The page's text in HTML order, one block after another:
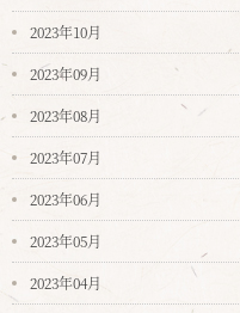
2023年10月
2023年09月
2023年08月
2023年07月
2023年06月
2023年05月
2023年04月